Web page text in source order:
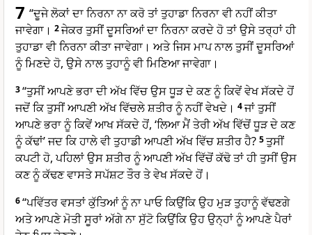
7 “ਦੂਜੇ ਲੋਕਾਂ ਦਾ ਨਿਰਨਾ ਨਾ ਕਰੋ ਤਾਂ ਤੁਹਾਡਾ ਨਿਰਨਾ ਵੀ ਨਹੀਂ ਕੀਤਾ
ਜਾਵੇਗਾ। 2ਜੇਕਰ ਤੁਸੀਂ ਦੂਸਰਿਆਂ ਦਾ ਨਿਰਨਾ ਕਰਦੇ ਹੋ ਤਾਂ ਉਸੇ ਤਰ੍ਹਾਂ ਹੀ
ਤੁਹਾਡਾ ਵੀ ਨਿਰਨਾ ਕੀਤਾ ਜਾਵੇਗਾ। ਅਤੇ ਜਿਸ ਮਾਪ ਨਾਲ ਤੁਸੀਂ ਦੂਸਰਿਆਂ
ਨੂੰ ਮਿਣਦੇ ਹੋ, ਉਸੇ ਨਾਲ ਤੁਹਾਨੂੰ ਵੀ ਮਿਣਿਆ ਜਾਵੇਗਾ।
3“ਤੁਸੀਂ ਆਪਣੇ ਭਰਾ ਦੀ ਅੱਖ ਵਿੱਚ ਉਸ ਧੂੜ ਦੇ ਕਣ ਨੂੰ ਕਿਵੇਂ ਵੇਖ ਸੱਕਦੇ ਹੋਂ
ਜਦੋਂ ਕਿ ਤੁਸੀਂ ਆਪਣੀ ਅੱਖ ਵਿੱਚਲੇ ਸ਼ਤੀਰ ਨੂੰ ਨਹੀਂ ਵੇਖਦੇ। 4ਜਾਂ ਤੁਸੀਂ
ਆਪਣੇ ਭਰਾ ਨੂੰ ਕਿਵੇਂ ਆਖ ਸੱਕਦੇ ਹੋਂ, ‘ਲਿਆ ਮੈਂ ਤੇਰੀ ਅੱਖ ਵਿੱਚੋਂ ਧੂੜ ਦੇ ਕਣ
ਨੂੰ ਕੱਢਾਂ’ ਜਦ ਕਿ ਹਾਲੇ ਵੀ ਤੁਹਾਡੀ ਆਪਣੀ ਅੱਖ ਵਿੱਚ ਸ਼ਤੀਰ ਹੈ? 5ਤੁਸੀਂ
ਕਪਟੀ ਹੋ, ਪਹਿਲਾਂ ਉਸ ਸ਼ਤੀਰ ਨੂੰ ਆਪਣੀ ਅੱਖ ਵਿੱਚੋਂ ਕੱਢੋ ਤਾਂ ਹੀ ਤੁਸੀਂ ਉਸ
ਕਣ ਨੂੰ ਕੱਢਣ ਵਾਸਤੇ ਸਪੱਸ਼ਟ ਤੌਰ ਤੇ ਵੇਖ ਸੱਕਦੇ ਹੋਂ।
6“ਪਵਿੱਤਰ ਵਸਤਾਂ ਕੁੱਤਿਆਂ ਨੂੰ ਨਾ ਪਾਓ ਕਿਉਂਕਿ ਉਹ ਮੁੜ ਤੁਹਾਨੂੰ ਵੱਢਣਗੇ
ਅਤੇ ਆਪਣੇ ਮੋਤੀ ਸੂਰਾਂ ਅੱਗੇ ਨਾ ਸੁੱਟੋ ਕਿਉਂਕਿ ਉਹ ਉਨ੍ਹਾਂ ਨੂੰ ਆਪਣੇ ਪੈਰਾਂ